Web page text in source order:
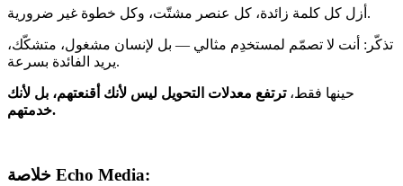
أزل كل كلمة زائدة، كل عنصر مشتّت، وكل خطوة غير ضرورية.
تذكّر: أنت لا تصمّم لمستخدِم مثالي — بل لإنسان مشغول، متشكّك،
يريد الفائدة بسرعة.
حينها فقط،ترتفع معدلات التحويل ليس لأنك أقنعتهم، بل لأنك
خدمتهم.
خلاصة Echo Media: